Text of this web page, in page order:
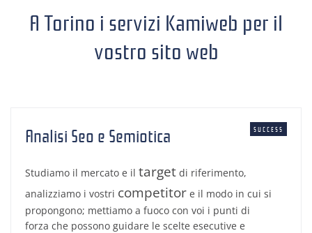
A Torino i servizi Kamiweb per il
vostro sito web
SUCCESS
Analisi Seo e Semiotica
Studiamo il mercato e il target di riferimento,
analizziamo i vostri competitor e il modo in cui si
propongono; mettiamo a fuoco con voi i punti di
forza che possono guidare le scelte esecutive e